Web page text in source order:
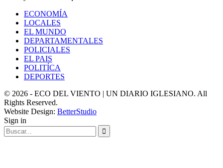
ECONOMÍA
LOCALES
EL MUNDO
DEPARTAMENTALES
POLICIALES
EL PAIS
POLITÍCA
DEPORTES
© 2026 - ECO DEL VIENTO | UN DIARIO IGLESIANO. All
Rights Reserved.
Website Design: BetterStudio
Sign in